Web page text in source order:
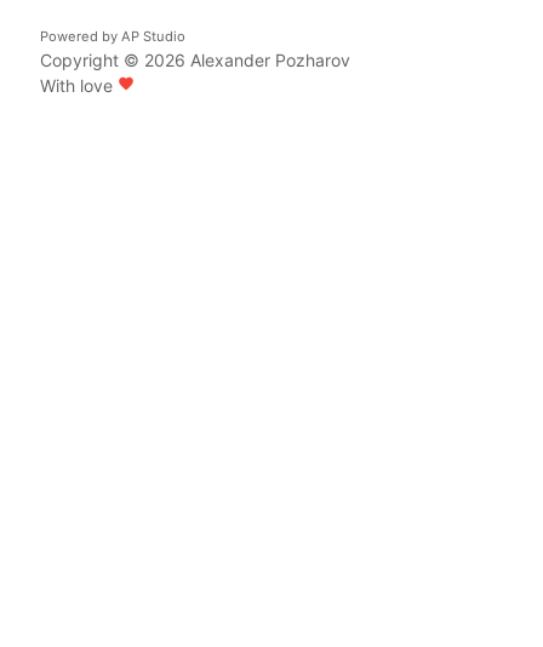
Powered by AP Studio
Copyright © 2026 Alexander Pozharov
With love favorite